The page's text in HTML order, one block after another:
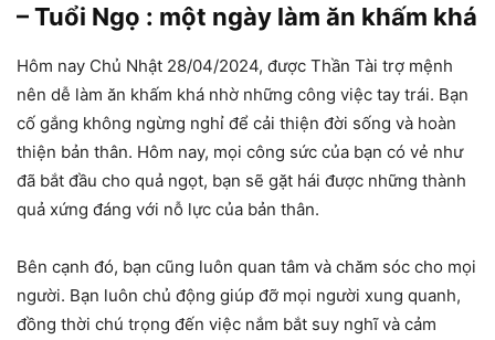
– Tuổi Ngọ : một ngày làm ăn khấm khá
Hôm nay Chủ Nhật 28/04/2024, được Thần Tài trợ mệnh
nên dễ làm ăn khấm khá nhờ những công việc tay trái. Bạn
cố gắng không ngừng nghỉ để cải thiện đời sống và hoàn
thiện bản thân. Hôm nay, mọi công sức của bạn có vẻ như
đã bắt đầu cho quả ngọt, bạn sẽ gặt hái được những thành
quả xứng đáng với nỗ lực của bản thân.
Bên cạnh đó, bạn cũng luôn quan tâm và chăm sóc cho mọi
người. Bạn luôn chủ động giúp đỡ mọi người xung quanh,
đồng thời chú trọng đến việc nắm bắt suy nghĩ và cảm